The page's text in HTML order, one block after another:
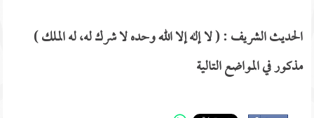
الحديث الشريف : ( لا إله إلا الله وحده لا شرك له، له الملك )
مذكور في المواضع التالية